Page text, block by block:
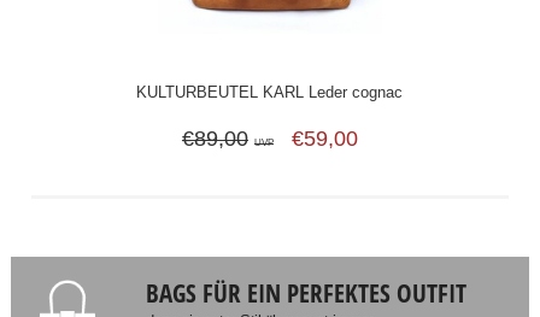
KULTURBEUTEL KARL Leder cognac
€89,00 UVP €59,00
BAGS FÜR EIN PERFEKTES OUTFIT